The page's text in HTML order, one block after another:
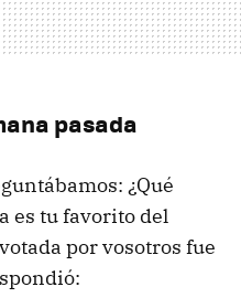
pasada
¿Qué
es tu favorito del
por vosotros fue